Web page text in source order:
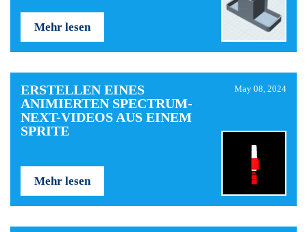
Mehr lesen
ERSTELLEN EINES
ANIMIERTEN SPECTRUM-
NEXT-VIDEOS AUS EINEM
SPRITE
May 08, 2024
Mehr lesen